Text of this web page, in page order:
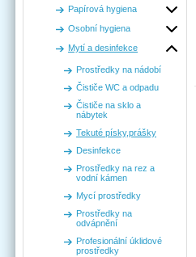
Papírová hygiena
Osobní hygiena
Mytí a desinfekce
Prostředky na nádobí
Čističe WC a odpadu
Čističe na sklo a
nábytek
Tekuté písky,prášky
Desinfekce
Prostředky na rez a
vodní kámen
Mycí prostředky
Prostředky na
odvápnění
Profesionální úklidové
prostředky